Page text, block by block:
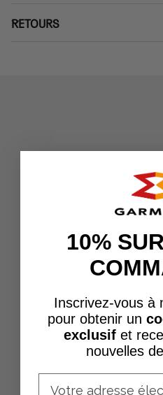
RETOURS
10%
Inscrivez-vous à
pour obtenir un
exclusifet
nouvelles